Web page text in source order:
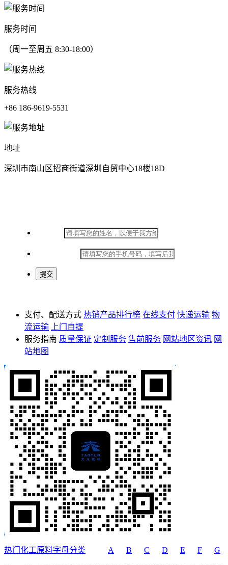
服务时间
（周一至周五 8:30-18:00）
服务热线
+86 186-9619-5531
地址
深圳市南山区招商街道深圳自贸中心18楼18D
支付、配送方式 热销产品排行榜 在线支付 快递运输 物
流运输
上门自提
服务指南 质量保证 定制服务 售前服务 网站地区资讯 网
站地图
热门化工原料字母分类 A B C D E F G